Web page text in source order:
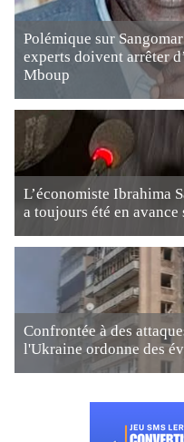
Polémique sur
experts doivent arrêter
Mboup
L’économiste Ibrahima
a toujours été en avance
Confrontée à des
l'Ukraine ordonne des